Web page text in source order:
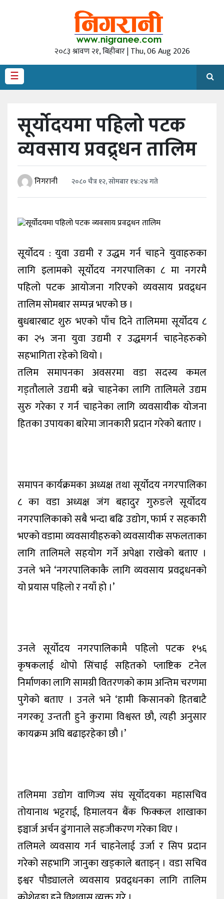
२०८३ श्रावण २१, बिहीबार | Thu, 06 Aug 2026
☰
राजनीति
अर्थ
समाज
अन्तराष्ट्रिय
स्वास्थ्य
अन्तर्वार्ता
कला/
मनोरन्जन
ग्यालरी
निगरानी
सूर्योदयमा पहिलो पटक
व्यवसाय प्रवद्र्धन तालिम
निगरानी २०८० चैत्र १२, सोमबार १४:२४ गते
सूर्योदय : युवा उद्यमी र उद्धम गर्न चाहने युवाहरुका
लागि इलामको सूर्योदय नगरपालिका ८ मा नगरमै
पहिलो पटक आयोजना गरिएको व्यवसाय प्रवद्र्धन
तालिम सोमबार सम्पन्न भएको छ ।
बुधबारबाट शुरु भएको पाँच दिने तालिममा सूर्योदय ८
का २५ जना युवा उद्यमी र उद्धमगर्न चाहनेहरुको
सहभागिता रहेको थियो ।
तलिम समापनका अवसरमा वडा सदस्य कमल
गड्तौलाले उद्यमी बन्ने चाहनेका लागि तालिमले उद्यम
सुरु गरेका र गर्न चाहनेका लागि व्यवसायीक योजना
हितका उपायका बारेमा जानकारी प्रदान गरेको बताए ।
समापन कार्यक्रमका अध्यक्ष तथा सूर्योदय नगरपालिका
८ का वडा अध्यक्ष जंग बहादुर गुरुङले सूर्योदय
नगरपालिकाको सबै भन्दा बढि उद्योग, फार्म र सहकारी
भएको वडामा व्यवसायीहरुको व्यवसायीक सफलताका
लागि तालिमले सहयोग गर्ने अपेक्षा राखेको बताए ।
उनले भने ‘नगरपालिकाकै लागि व्यवसाय प्रवद्र्धनको
यो प्रयास पहिलो र नयाँ हो ।’
उनले सूर्योदय नगरपालिकामै पहिलो पटक १५६
कृषकलाई थोपो सिंचाई सहितको प्लाष्टिक टनेल
निर्माणका लागि सामग्री वितरणको काम अन्तिम चरणमा
पुगेको बताए । उनले भने ‘हामी किसानको हितबाटै
नगरकाृ उन्तती हुने कुरामा विश्वस्त छौ, त्यही अनुसार
कायक्रम अघि बढाइरहेका छौ ।’
तलिममा उद्योग वाणिज्य संघ सूर्योदयका महासचिव
तोयानाथ भट्टराई, हिमालयन बैंक फिक्कल शाखाका
इञ्चार्ज अर्चन ढुंगानाले सहजीकरण गरेका थिए ।
तलिमले व्यवसाय गर्न चाहनेलाई उर्जा र सिप प्रदान
गरेको सहभागि जानुका खड्काले बताइन् । वडा सचिव
इश्वर पौड्यालले व्यवसाय प्रवद्र्धनका लागि तालिम